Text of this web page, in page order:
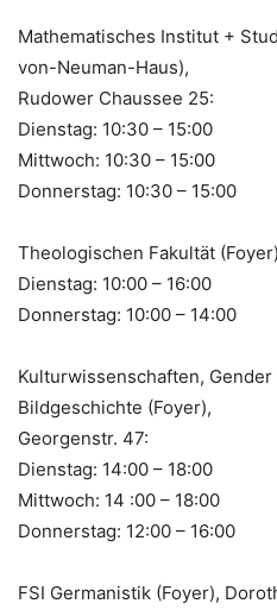
Mathematisches Institut +
von-Neuman-Haus),
Rudower Chaussee 25:
Dienstag: 10:30 – 15:00
Mittwoch: 10:30 – 15:00
Donnerstag: 10:30 – 15:00
Theologischen Fakultät
Dienstag: 10:00 – 16:00
Donnerstag: 10:00 – 14:00
Kulturwissenschaften,
Bildgeschichte (Foyer),
Georgenstr. 47:
Dienstag: 14:00 – 18:00
Mittwoch: 14 :00 – 18:00
Donnerstag: 12:00 – 16:00
FSI Germanistik (Foyer),